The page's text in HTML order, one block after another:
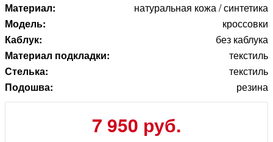
Материал:
натуральная кожа / синтетика
Модель:
кроссовки
Каблук:
без каблука
Материал подкладки:
текстиль
Стелька:
текстиль
Подошва:
резина
7 950 руб.